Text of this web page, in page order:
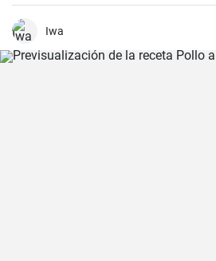
crujientes por fuera y jugosos por dentro,
como tapas y son comúnmente
Iwa